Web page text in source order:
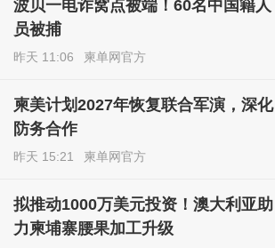
波贝一电诈窝点被端！60名中国籍人
员被捕
昨天 11:06 柬单网官方
柬美计划2027年恢复联合军演，深化
防务合作
昨天 15:21 柬单网官方
拟推动1000万美元投资！澳大利亚助
力柬埔寨腰果加工升级